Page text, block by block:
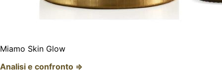
Miamo Skin Glow
Analisi e confronto ⇒